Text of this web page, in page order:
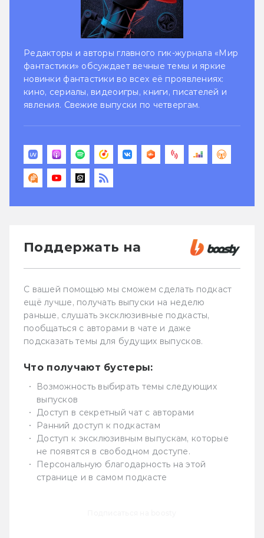
Редакторы и авторы главного гик-журнала «Мир
фантастики» обсуждает вечные темы и яркие
новинки фантастики во всех её проявлениях:
кино, сериалы, видеоигры, книги, писателей и
явления. Свежие выпуски по четвергам.
Поддержать на
С вашей помощью мы сможем сделать подкаст
ещё лучше, получать выпуски на неделю
раньше, слушать эксклюзивные подкасты,
пообщаться с авторами в чате и даже
подсказать темы для будущих выпусков.
Что получают бустеры:
Возможность выбирать темы следующих
выпусков
Доступ в секретный чат с авторами
Ранний доступ к подкастам
Доступ к эксклюзивным выпускам, которые
не появятся в свободном доступе.
Персональную благодарность на этой
странице и в самом подкасте